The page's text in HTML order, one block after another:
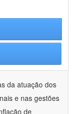
da atuação dos
e nas gestões
de